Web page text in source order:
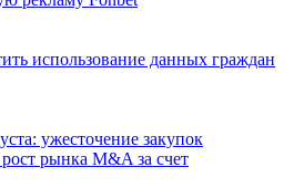
использование данных граждан
ужесточение закупок
рынка M&A за счет